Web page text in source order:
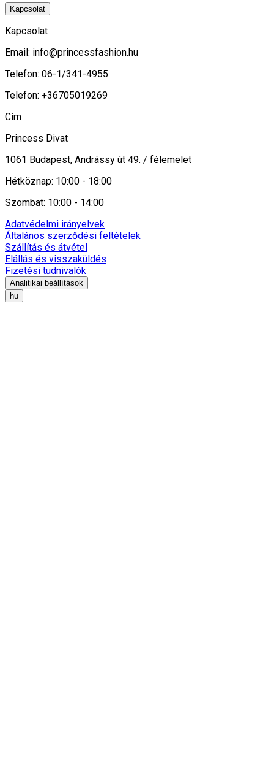
Kapcsolat
Kapcsolat
Email: info@princessfashion.hu
Telefon: 06-1/341-4955
Telefon: +36705019269
Cím
Princess Divat
1061 Budapest, Andrássy út 49. / félemelet
Hétköznap: 10:00 - 18:00
Szombat: 10:00 - 14:00
Adatvédelmi irányelvek
Általános szerződési feltételek
Szállítás és átvétel
Elállás és visszaküldés
Fizetési tudnivalók
Analitikai beállítások
hu